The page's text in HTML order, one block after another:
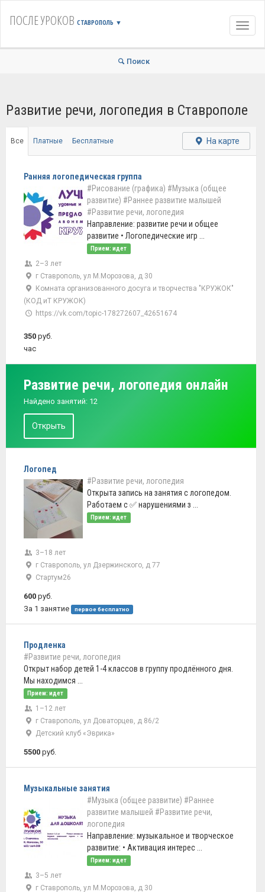
ПОСЛЕ УРОКОВ СТАВРОПОЛЬ ▼
Поиск
Развитие речи, логопедия в Ставрополе
Все Платные Бесплатные На карте
Ранняя логопедическая группа
#Рисование (графика) #Музыка (общее
развитие) #Раннее развитие малышей
#Развитие речи, логопедия
Направление: развитие речи и общее
развитие • Логопедические игр ...
Прием: идет
2–3 лет
г Ставрополь, ул М.Морозова, д 30
Комната организованного досуга и творчества "КРУЖОК"
(КОД иТ КРУЖОК)
https://vk.com/topic-178272607_42651674
350 руб.
час
Развитие речи, логопедия онлайн
Найдено занятий: 12
Открыть
Логопед
#Развитие речи, логопедия
Открыта запись на занятия с логопедом.
Работаем с ✅ нарушениями з ...
Прием: идет
3–18 лет
г Ставрополь, ул Дзержинского, д 77
Стартум26
600 руб.
За 1 занятие
первое бесплатно
Продленка
#Развитие речи, логопедия
Открыт набор детей 1-4 классов в группу продлённого дня.
Мы находимся ...
Прием: идет
1–12 лет
г Ставрополь, ул Доваторцев, д 86/2
Детский клуб «Эврика»
5500 руб.
Музыкальные занятия
#Музыка (общее развитие) #Раннее
развитие малышей #Развитие речи,
логопедия
Направление: музыкальное и творческое
развитие: • Активация интерес ...
Прием: идет
3–5 лет
г Ставрополь, ул М.Морозова, д 30